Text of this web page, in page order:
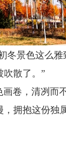
景色这么
吹散了。”
卷，清冽而
拥抱这份独